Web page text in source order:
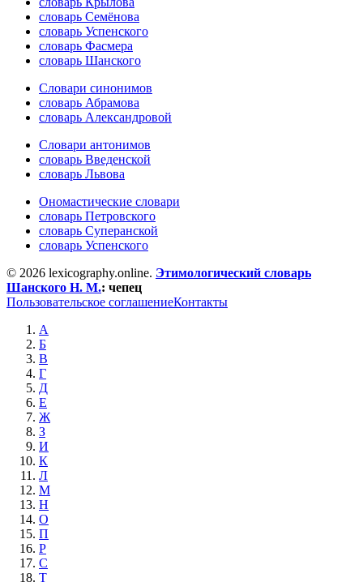
словарь Семёнова
словарь Успенского
словарь Фасмера
словарь Шанского
Словари синонимов
словарь Абрамова
словарь Александровой
Словари антонимов
словарь Введенской
словарь Львова
Ономастические словари
словарь Петровского
словарь Суперанской
словарь Успенского
© 2026 lexicography.online. Этимологический словарь
Шанского Н. М.: чепец
Пользовательское соглашениеКонтакты
А
Б
В
Г
Д
Е
Ж
З
И
К
Л
М
Н
О
П
Р
С
Т